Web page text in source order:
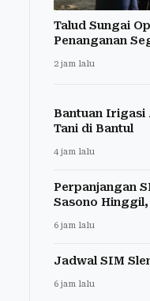
Talud Sungai
Penanganan
2 jam lalu
Bantuan Irigasi
Tani di Bantul
4 jam lalu
Perpanjangan
Sasono
6 jam lalu
Jadwal SIM
6 jam lalu